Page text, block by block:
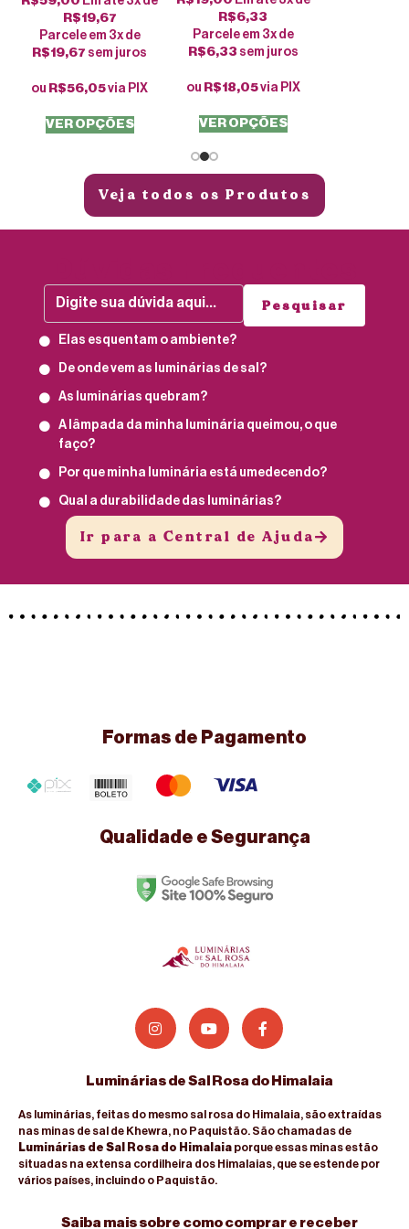
R$19,67
Parcele em 3x de
R$19,67 sem juros
ou R$56,05via PIX
VER OPÇÕES
R$6,33
Parcele em 3x de
R$6,33 sem juros
ou R$18,05via PIX
VER OPÇÕES
Veja todos os Produtos
Pesquisar
Elas esquentam o ambiente?
De onde vem as luminárias de sal?
As luminárias quebram?
A lâmpada da minha luminária queimou, o que
faço?
Por que minha luminária está umedecendo?
Qual a durabilidade das luminárias?
Ir para a Central de Ajuda
Formas de Pagamento
Qualidade e Segurança
Luminárias de Sal Rosa do Himalaia
As luminárias, feitas do mesmo sal rosa do Himalaia, são extraídas
nas minas de sal de Khewra, no Paquistão. São chamadas de
Luminárias de Sal Rosa do Himalaia porque essas minas estão
situadas na extensa cordilheira dos Himalaias, que se estende por
vários países, incluindo o Paquistão.
Saiba mais sobre como comprar e receber